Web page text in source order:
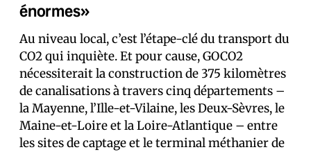
énormes»
Au niveau local, c’est l’étape-clé du transport du
CO2 qui inquiète. Et pour cause, GOCO2
nécessiterait la construction de 375 kilomètres
de canalisations à travers cinq départements –
la Mayenne, l’Ille-et-Vilaine, les Deux-Sèvres, le
Maine-et-Loire et la Loire-Atlantique – entre
les sites de captage et le terminal méthanier de